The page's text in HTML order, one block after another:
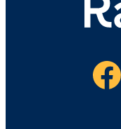
Facebook